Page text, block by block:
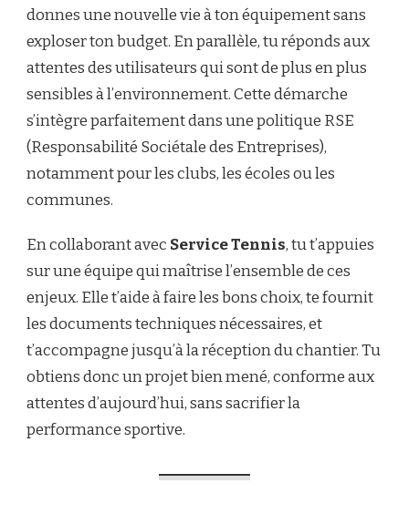
donnes une nouvelle vie à ton équipement sans
exploser ton budget. En parallèle, tu réponds aux
attentes des utilisateurs qui sont de plus en plus
sensibles à l’environnement. Cette démarche
s’intègre parfaitement dans une politique RSE
(Responsabilité Sociétale des Entreprises),
notamment pour les clubs, les écoles ou les
communes.
En collaborant avec Service Tennis, tu t’appuies
sur une équipe qui maîtrise l’ensemble de ces
enjeux. Elle t’aide à faire les bons choix, te fournit
les documents techniques nécessaires, et
t’accompagne jusqu’à la réception du chantier. Tu
obtiens donc un projet bien mené, conforme aux
attentes d’aujourd’hui, sans sacrifier la
performance sportive.